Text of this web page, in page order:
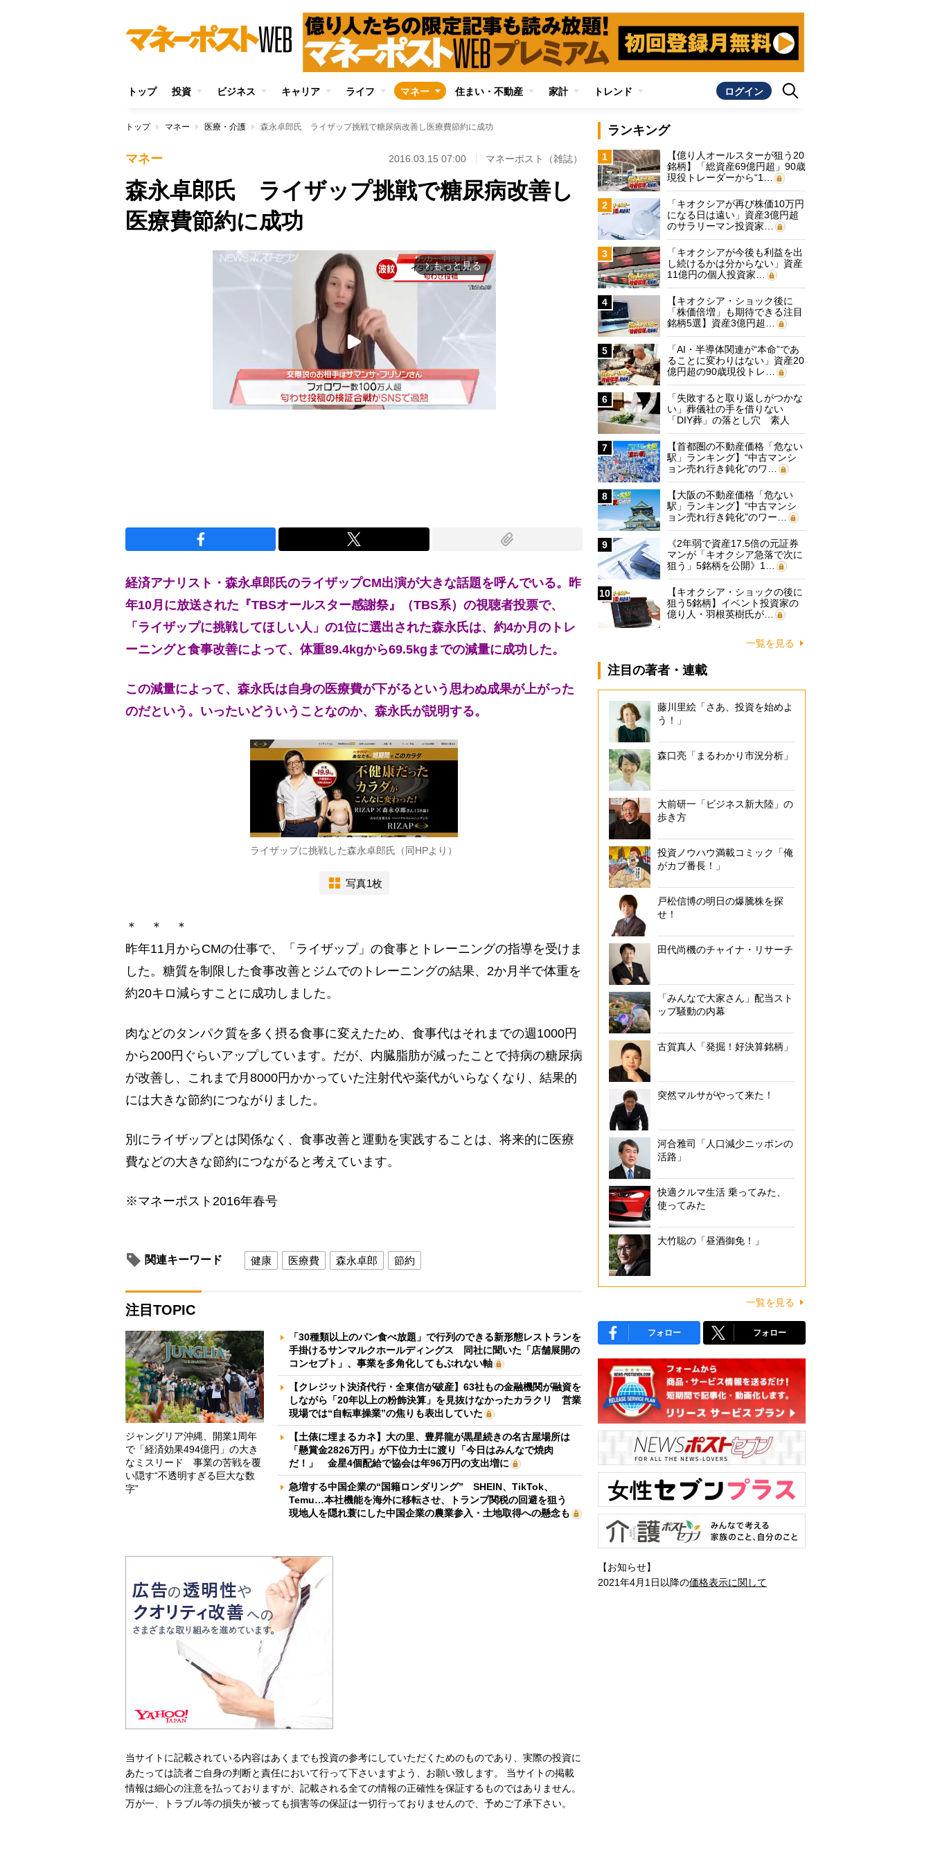
トップ 投資 ビジネス キャリア ライフ マネー 住まい・不動産 家計 トレンド ログイン
トップ マネー 医療・介護 森永卓郎氏 ライザップ挑戦で糖尿病改善し医療費節約に成功
マネー 2016.03.15 07:00 マネーポスト（雑誌）
森永卓郎氏 ライザップ挑戦で糖尿病改善し
医療費節約に成功
arrow_forward_ios もっと見る
経済アナリスト・森永卓郎氏のライザップCM出演が大きな話題を呼んでいる。昨
年10月に放送された『TBSオールスター感謝祭』（TBS系）の視聴者投票で、
「ライザップに挑戦してほしい人」の1位に選出された森永氏は、約4か月のトレ
ーニングと食事改善によって、体重89.4kgから69.5kgまでの減量に成功した。
この減量によって、森永氏は自身の医療費が下がるという思わぬ成果が上がった
のだという。いったいどういうことなのか、森永氏が説明する。
ライザップに挑戦した森永卓郎氏（同HPより）
写真1枚
＊ ＊ ＊
昨年11月からCMの仕事で、「ライザップ」の食事とトレーニングの指導を受けま
した。糖質を制限した食事改善とジムでのトレーニングの結果、2か月半で体重を
約20キロ減らすことに成功しました。
肉などのタンパク質を多く摂る食事に変えたため、食事代はそれまでの週1000円
から200円ぐらいアップしています。だが、内臓脂肪が減ったことで持病の糖尿病
が改善し、これまで月8000円かかっていた注射代や薬代がいらなくなり、結果的
には大きな節約につながりました。
別にライザップとは関係なく、食事改善と運動を実践することは、将来的に医療
費などの大きな節約につながると考えています。
※マネーポスト2016年春号
関連キーワード 健康 医療費 森永卓郎 節約
注目TOPIC
ジャングリア沖縄、開業1周年
で「経済効果494億円」の大き
なミスリード 事業の苦戦を覆
い隠す“不透明すぎる巨大な数
字”
「30種類以上のパン食べ放題」で行列のできる新形態レストランを
手掛けるサンマルクホールディングス 同社に聞いた「店舗展開の
コンセプト」、事業を多角化してもぶれない軸
【クレジット決済代行・全東信が破産】63社もの金融機関が融資を
しながら「20年以上の粉飾決算」を見抜けなかったカラクリ 営業
現場では“自転車操業”の焦りも表出していた
【土俵に埋まるカネ】大の里、豊昇龍が黒星続きの名古屋場所は
「懸賞金2826万円」が下位力士に渡り「今日はみんなで焼肉
だ！」 金星4個配給で協会は年96万円の支出増に
急増する中国企業の“国籍ロンダリング” SHEIN、TikTok、
Temu…本社機能を海外に移転させ、トランプ関税の回避を狙う
現地人を隠れ蓑にした中国企業の農業参入・土地取得への懸念も
当サイトに記載されている内容はあくまでも投資の参考にしていただくためのものであり、実際の投資に
あたっては読者ご自身の判断と責任において行って下さいますよう、お願い致します。 当サイトの掲載
情報は細心の注意を払っておりますが、記載される全ての情報の正確性を保証するものではありません。
万が一、トラブル等の損失が被っても損害等の保証は一切行っておりませんので、予めご了承下さい。
ランキング
1
【億り人オールスターが狙う20
銘柄】「総資産69億円超」90歳
現役トレーダーから“1…
2
「キオクシアが再び株価10万円
になる日は遠い」資産3億円超
のサラリーマン投資家…
3
「キオクシアが今後も利益を出
し続けるかは分からない」資産
11億円の個人投資家…
4
【キオクシア・ショック後に
「株価倍増」も期待できる注目
銘柄5選】資産3億円超…
5
「AI・半導体関連が“本命”であ
ることに変わりはない」資産20
億円超の90歳現役トレ…
6
「失敗すると取り返しがつかな
い」葬儀社の手を借りない
「DIY葬」の落とし穴 素人
に…
7
【首都圏の不動産価格「危ない
駅」ランキング】“中古マンシ
ョン売れ行き鈍化”のワ…
8
【大阪の不動産価格「危ない
駅」ランキング】“中古マンシ
ョン売れ行き鈍化”のワー…
9
《2年弱で資産17.5倍の元証券
マンが「キオクシア急落で次に
狙う」5銘柄を公開》1…
10
【キオクシア・ショックの後に
狙う5銘柄】イベント投資家の
億り人・羽根英樹氏が…
一覧を見る
注目の著者・連載
藤川里絵「さあ、投資を始めよ
う！」
森口亮「まるわかり市況分析」
大前研一「ビジネス新大陸」の
歩き方
投資ノウハウ満載コミック「俺
がカブ番長！」
戸松信博の明日の爆騰株を探
せ！
田代尚機のチャイナ・リサーチ
「みんなで大家さん」配当スト
ップ騒動の内幕
古賀真人「発掘！好決算銘柄」
突然マルサがやって来た！
河合雅司「人口減少ニッポンの
活路」
快適クルマ生活 乗ってみた、
使ってみた
大竹聡の「昼酒御免！」
一覧を見る
フォロー フォロー
【お知らせ】
2021年4月1日以降の価格表示に関して